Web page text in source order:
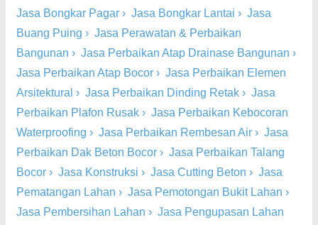
Jasa Bongkar Pagar › Jasa Bongkar Lantai › Jasa
Buang Puing › Jasa Perawatan & Perbaikan
Bangunan › Jasa Perbaikan Atap Drainase Bangunan ›
Jasa Perbaikan Atap Bocor › Jasa Perbaikan Elemen
Arsitektural › Jasa Perbaikan Dinding Retak › Jasa
Perbaikan Plafon Rusak › Jasa Perbaikan Kebocoran
Waterproofing › Jasa Perbaikan Rembesan Air › Jasa
Perbaikan Dak Beton Bocor › Jasa Perbaikan Talang
Bocor › Jasa Konstruksi › Jasa Cutting Beton › Jasa
Pematangan Lahan › Jasa Pemotongan Bukit Lahan ›
Jasa Pembersihan Lahan › Jasa Pengupasan Lahan